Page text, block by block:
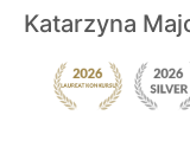
Katarzyna